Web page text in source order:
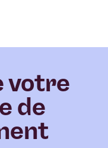
votre
de